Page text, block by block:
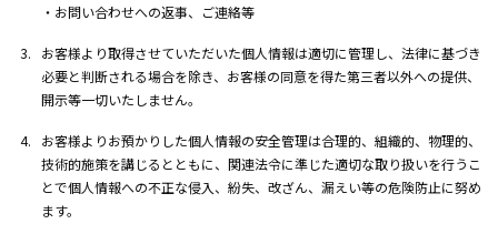
お問い合わせへの返事、ご連絡等
お客様より取得させていただいた個人情報は適切に管理し、法律に基づき
必要と判断される場合を除き、お客様の同意を得た第三者以外への提供、
開示等一切いたしません。
お客様よりお預かりした個人情報の安全管理は合理的、組織的、物理的、
技術的施策を講じるとともに、関連法令に準じた適切な取り扱いを行うこ
とで個人情報への不正な侵入、紛失、改ざん、漏えい等の危険防止に努め
ます。